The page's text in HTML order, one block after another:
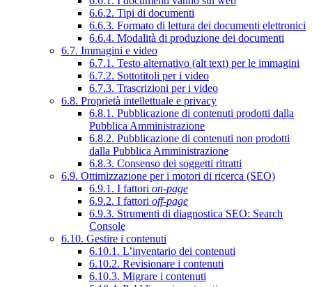
6.6.2. Tipi di documenti
6.6.3. Formato di lettura dei documenti elettronici
6.6.4. Modalità di produzione dei documenti
6.7. Immagini e video
6.7.1. Testo alternativo (alt text) per le immagini
6.7.2. Sottotitoli per i video
6.7.3. Trascrizioni per i video
6.8. Proprietà intellettuale e privacy
6.8.1. Pubblicazione di contenuti prodotti dalla
Pubblica Amministrazione
6.8.2. Pubblicazione di contenuti non prodotti
dalla Pubblica Amministrazione
6.8.3. Consenso dei soggetti ritratti
6.9. Ottimizzazione per i motori di ricerca (SEO)
6.9.1. I fattori on-page
6.9.2. I fattori off-page
6.9.3. Strumenti di diagnostica SEO: Search
Console
6.10. Gestire i contenuti
6.10.1. L’inventario dei contenuti
6.10.2. Revisionare i contenuti
6.10.3. Migrare i contenuti